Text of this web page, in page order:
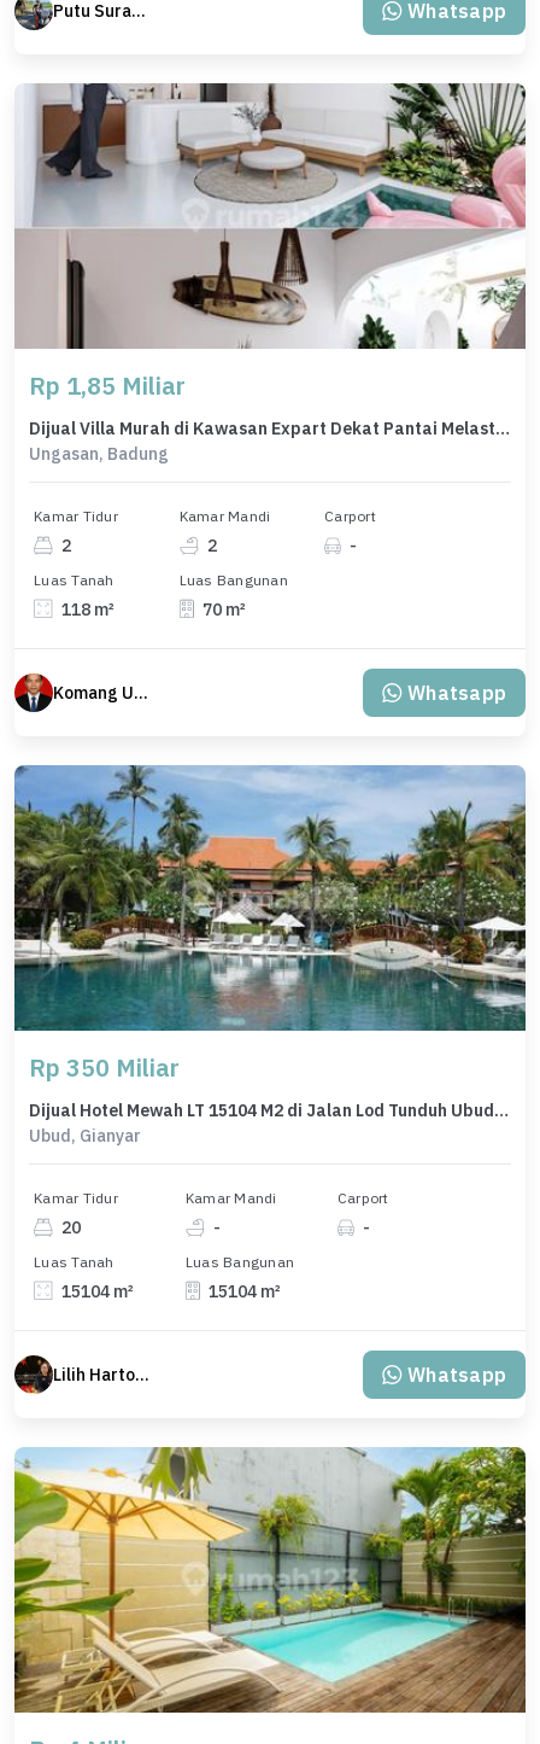
Putu Suratama (wayanjaka) Whatsapp
Rp 1,85 Miliar
Dijual Villa Murah di Kawasan Expart Dekat Pantai Melasti Ungasan
Ungasan, Badung
Kamar Tidur
2
Kamar Mandi
2
Carport
-
Luas Tanah
118 m²
Luas Bangunan
70 m²
Komang Udiana Whatsapp
Rp 350 Miliar
Dijual Hotel Mewah LT 15104 M2 di Jalan Lod Tunduh Ubud Bali
Ubud, Gianyar
Kamar Tidur
20
Kamar Mandi
-
Carport
-
Luas Tanah
15104 m²
Luas Bangunan
15104 m²
Lilih Hartono Whatsapp